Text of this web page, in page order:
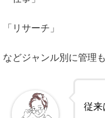
「リサーチ」
などジャンル別に管理
従